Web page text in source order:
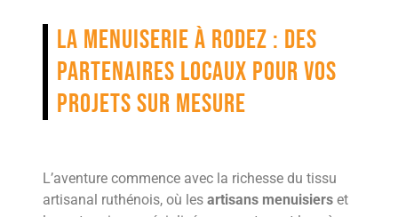
La menuiserie à Rodez : des
partenaires locaux pour vos
projets sur mesure
L’aventure commence avec la richesse du tissu
artisanal ruthénois, où les artisans menuisiers et